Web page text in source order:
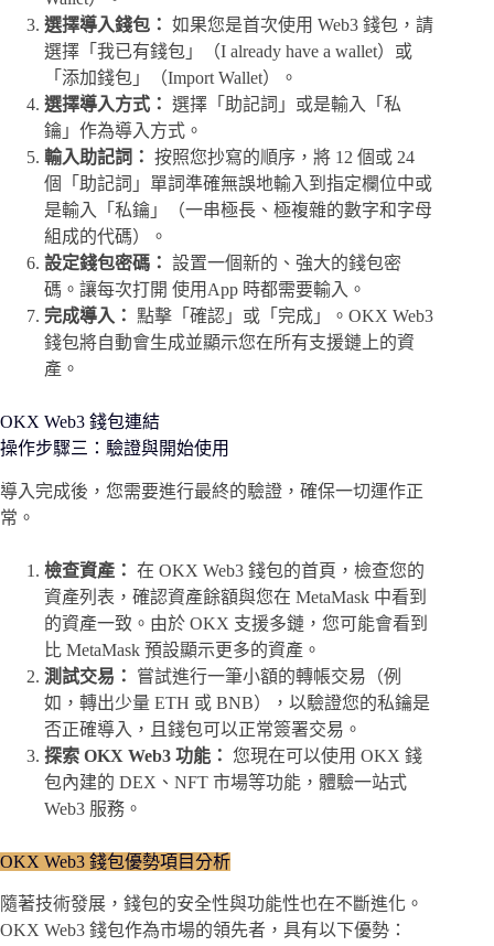
選擇導入錢包： 如果您是首次使用 Web3 錢包，請
選擇「我已有錢包」（I already have a wallet）或
「添加錢包」（Import Wallet）。
選擇導入方式： 選擇「助記詞」或是輸入「私
鑰」作為導入方式。
輸入助記詞： 按照您抄寫的順序，將 12 個或 24
個「助記詞」單詞準確無誤地輸入到指定欄位中或
是輸入「私鑰」（一串極長、極複雜的數字和字母
組成的代碼）。
設定錢包密碼： 設置一個新的、強大的錢包密
碼。讓每次打開 使用App 時都需要輸入。
完成導入： 點擊「確認」或「完成」。OKX Web3
錢包將自動會生成並顯示您在所有支援鏈上的資
產。
OKX Web3 錢包連結
操作步驟三： 驗證與開始使用
導入完成後，您需要進行最終的驗證，確保一切運作正
常。
檢查資產： 在 OKX Web3 錢包的首頁，檢查您的
資產列表，確認資產餘額與您在 MetaMask 中看到
的資產一致。由於 OKX 支援多鏈，您可能會看到
比 MetaMask 預設顯示更多的資產。
測試交易：
嘗試進行一筆小額的轉帳交易（例
如，轉出少量 ETH 或 BNB），以驗證您的私鑰是
否正確導入，且錢包可以正常簽署交易。
探索 OKX Web3 功能： 您現在可以使用 OKX 錢
包內建的 DEX、NFT 市場等功能，體驗一站式
Web3 服務。
OKX Web3 錢包優勢項目分析
隨著技術發展，錢包的安全性與功能性也在不斷進化。
OKX Web3 錢包作為市場的領先者，具有以下優勢：